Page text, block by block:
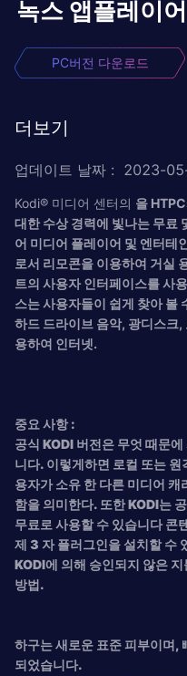
녹스 앱플레이
PC버전 다운로드
더보기
업데이트 날짜 : 2023-
Kodi® 미디어 센터의 을
대한 수상 경력에 빛나는 무료
어 미디어 플레이어 및 엔터테
로서 리모콘을 이용하여 거실
트의 사용자 인터페이스를 사
스는 사용자들이 쉽게 찾아 볼
하드 드라이브 음악, 광디스크
용하여 인터넷.
중요 사항 :
공식 KODI 버전은 무엇 때문
니다. 이렇게하면 로컬 또는
용자가 소유 한 다른 미디어
함을 의미한다. 또한 KODI는
무료로 사용할 수 있습니다 콘
제 3 자 플러그인을 설치할 수
KODI에 의해 승인되지 않은
방법.
하구는 새로운 표준 피부이며,
되었습니다.